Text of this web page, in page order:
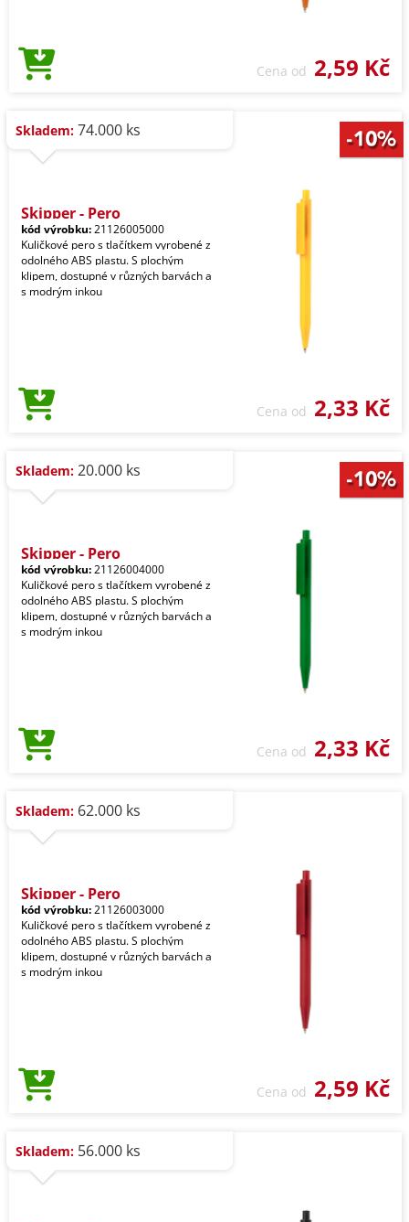
Cena od 2,59 Kč
Skladem: 74.000 ks
Skipper - Pero
kód výrobku:21126005000
Kuličkové pero s tlačítkem vyrobené z
odolného ABS plastu. S plochým
klipem, dostupné v různých barvách a
s modrým inkou
Cena od 2,33 Kč
Skladem: 20.000 ks
Skipper - Pero
kód výrobku:21126004000
Kuličkové pero s tlačítkem vyrobené z
odolného ABS plastu. S plochým
klipem, dostupné v různých barvách a
s modrým inkou
Cena od 2,33 Kč
Skladem: 62.000 ks
Skipper - Pero
kód výrobku:21126003000
Kuličkové pero s tlačítkem vyrobené z
odolného ABS plastu. S plochým
klipem, dostupné v různých barvách a
s modrým inkou
Cena od 2,59 Kč
Skladem: 56.000 ks